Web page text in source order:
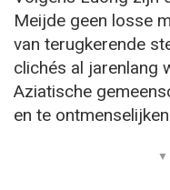
Meijde geen losse
van terugkerende
clichés al jarenlang
Aziatische
en te
▼